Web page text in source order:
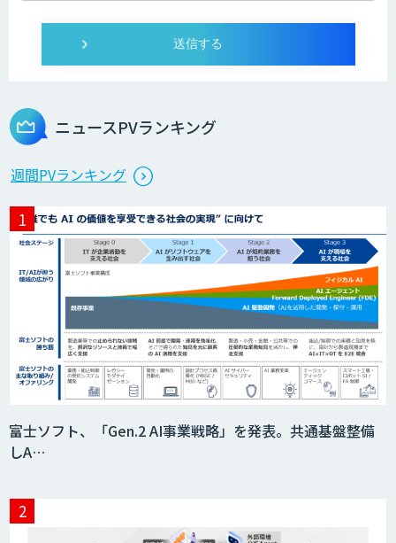
imprai ezKotae
Microcosm×AIエンジニアでオンプレミ
スのAI導入支援サービス
生成AI活用 1day ブートキャンプ
データ分析エージェント
ービス
ニュースPVランキング
週間PVランキング
富士ソフト、「Gen.2 AI事業戦略」を発表。共通基盤整備
しA…